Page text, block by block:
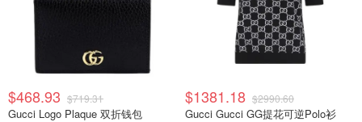
$468.93 $719.31
Gucci Logo Plaque 双折钱包
$1381.18 $2990.60
Gucci Gucci GG提花可逆Polo衫